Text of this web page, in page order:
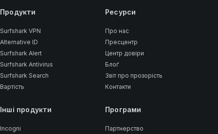
Продукти
Surfshark VPN
Alternative ID
Surfshark Alert
Surfshark Antivirus
Surfshark Search
Вартість
Інші продукти
Incogni
Ресурси
Про нас
Пресцентр
Центр довіри
Блоґ
Звіт про прозорість
Контакти
Програми
Партнерство